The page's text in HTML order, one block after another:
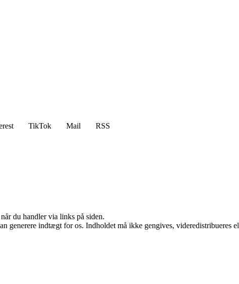
TikTok Mail
RSS
du handler via links på siden.
indtægt for os. Indholdet må ikke gengives, videredistribueres